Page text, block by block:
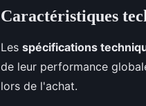
Caractéristiques
Les spécifications
de leur performance
lors de l'achat.